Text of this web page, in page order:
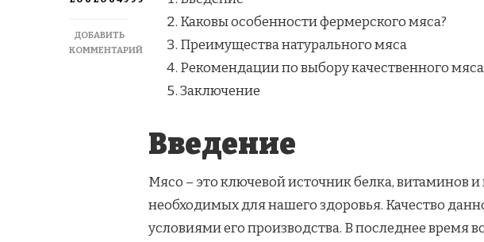
ДОБАВИТЬ
КОММЕНТАРИЙ
ПРЕИМУЩЕСТВА
НАТУРАЛЬНОСТЬ,
Каковы особенности фермерского мяса?
Преимущества натурального мяса
Рекомендации по выбору качественного мяса
Заключение
Введение
Мясо – это ключевой источник белка, витаминов
необходимых для нашего здоровья. Качество
условиями его производства. В последнее время